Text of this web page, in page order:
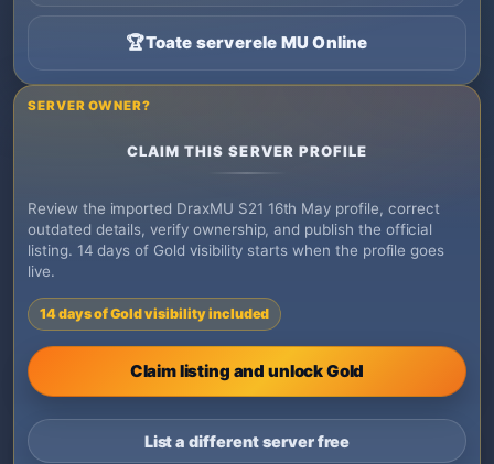
🏆Toate serverele MU Online
SERVER OWNER?
CLAIM THIS SERVER PROFILE
Review the imported DraxMU S21 16th May profile, correct
outdated details, verify ownership, and publish the official
listing. 14 days of Gold visibility starts when the profile goes
live.
14 days of Gold visibility included
Claim listing and unlock Gold
List a different server free